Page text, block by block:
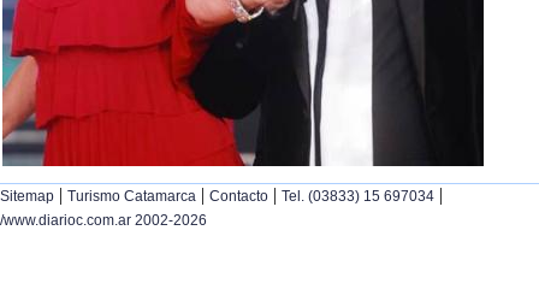
Sitemap | Turismo Catamarca | Contacto | Tel. (03833) 15 697034 |
/www.diarioc.com.ar 2002-2026